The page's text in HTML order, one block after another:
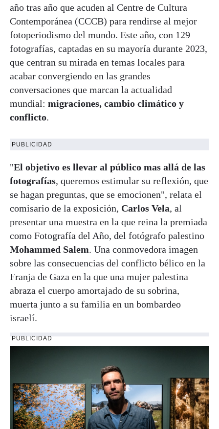
año tras año que acuden al Centre de Cultura
Contemporánea (CCCB) para rendirse al mejor
fotoperiodismo del mundo. Este año, con 129
fotografías, captadas en su mayoría durante 2023,
que centran su mirada en temas locales para
acabar convergiendo en las grandes
conversaciones que marcan la actualidad
mundial: migraciones, cambio climático y
conflicto.
PUBLICIDAD
"El objetivo es llevar al público mas allá de las
fotografías, queremos estimular su reflexión, que
se hagan preguntas, que se emocionen", relata el
comisario de la exposición, Carlos Vela, al
presentar una muestra en la que reina la premiada
como Fotografía del Año, del fotógrafo palestino
Mohammed Salem. Una conmovedora imagen
sobre las consecuencias del conflicto bélico en la
Franja de Gaza en la que una mujer palestina
abraza el cuerpo amortajado de su sobrina,
muerta junto a su familia en un bombardeo
israelí.
PUBLICIDAD